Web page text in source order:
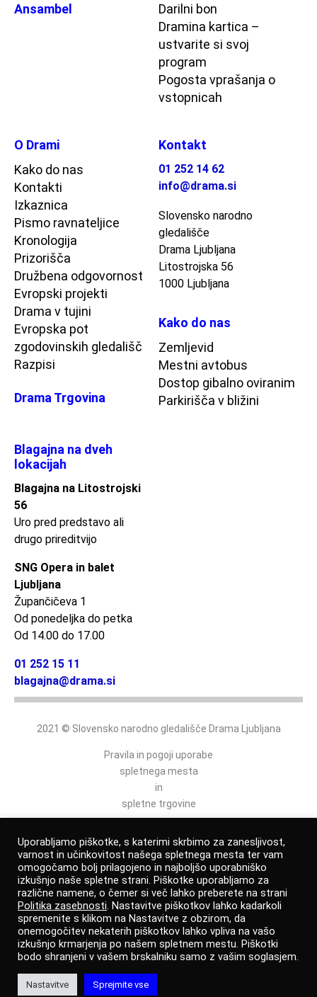
Ansambel
Darilni bon
Dramina kartica –
ustvarite si svoj
program
Pogosta vprašanja o
vstopnicah
O Drami
Kako do nas
Kontakti
Izkaznica
Pismo ravnateljice
Kronologija
Prizorišča
Družbena odgovornost
Evropski projekti
Drama v tujini
Evropska pot
zgodovinskih gledališč
Razpisi
Drama Trgovina
Kontakt
01 252 14 62
info@drama.si
Slovensko narodno
gledališče
Drama Ljubljana
Litostrojska 56
1000 Ljubljana
Kako do nas
Zemljevid
Mestni avtobus
Dostop gibalno oviranim
Parkirišča v bližini
Blagajna na dveh
lokacijah
Blagajna na Litostrojski
56
Uro pred predstavo ali
drugo prireditvijo
SNG Opera in balet
Ljubljana
Župančičeva 1
Od ponedeljka do petka
Od 14.00 do 17.00
01 252 15 11
blagajna@drama.si
2021 © Slovensko narodno gledališče Drama Ljubljana
Pravila in pogoji uporabe
spletnega mesta
in
spletne trgovine
Politika varovanja osebnih podatkov
Izjava o dostopnosti
Prijava po zakonu o zaščiti prijaviteljev
Avtorji
Uporabljamo piškotke, s katerimi skrbimo za zanesljivost,
varnost in učinkovitost našega spletnega mesta ter vam
omogočamo bolj prilagojeno in najboljšo uporabniško
izkušnjo naše spletne strani. Piškotke uporabljamo za
različne namene, o čemer si več lahko preberete na strani
Politika zasebnosti. Nastavitve piškotkov lahko kadarkoli
spremenite s klikom na Nastavitve z obzirom, da
onemogočitev nekaterih piškotkov lahko vpliva na vašo
izkušnjo krmarjenja po našem spletnem mestu. Piškotki
bodo shranjeni v vašem brskalniku samo z vašim soglasjem.
Nastavitve Sprejmite vse